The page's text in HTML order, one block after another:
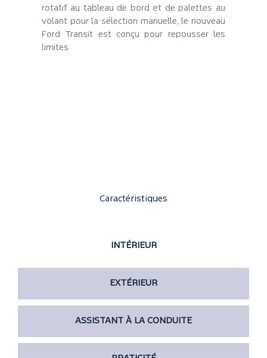
rotatif au tableau de bord et de palettes au
volant pour la sélection manuelle, le nouveau
Ford Transit est conçu pour repousser les
limites.
Caractéristiques
INTÉRIEUR
EXTÉRIEUR
ASSISTANT À LA CONDUITE